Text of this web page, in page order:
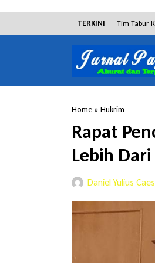
TERKINI Tim Tabur
Lakukan
RSUD
Dibantah
Home » Hukrim
Rapat
Lebih
Daniel Yulius